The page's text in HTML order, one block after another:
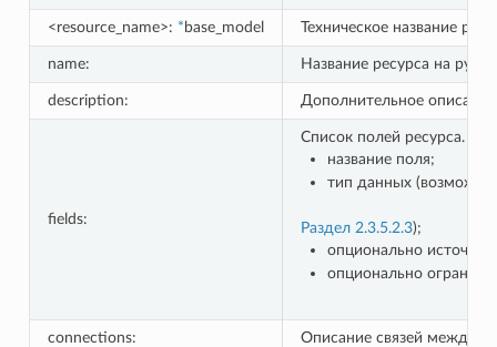
<resource_name>: * base_model Техническое название
name: Название ресурса на
description: Дополнительное
fields:
Список полей ресурса.
название поля;
тип данных
Раздел 2.3.5.2.3);
опционально
опционально
connections: Описание связей между